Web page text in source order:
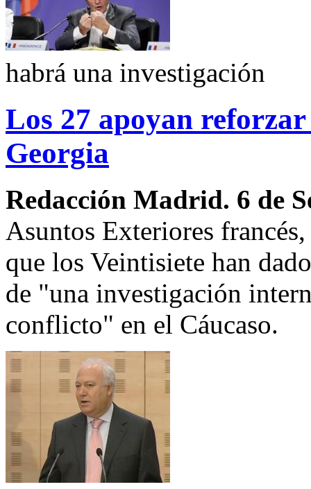
habrá una investigación
Los 27 apoyan
Georgia
Redacción Madrid. 6 de
Asuntos Exteriores
que los Veintisiete han
de "una investigación
conflicto" en el Cáucaso.